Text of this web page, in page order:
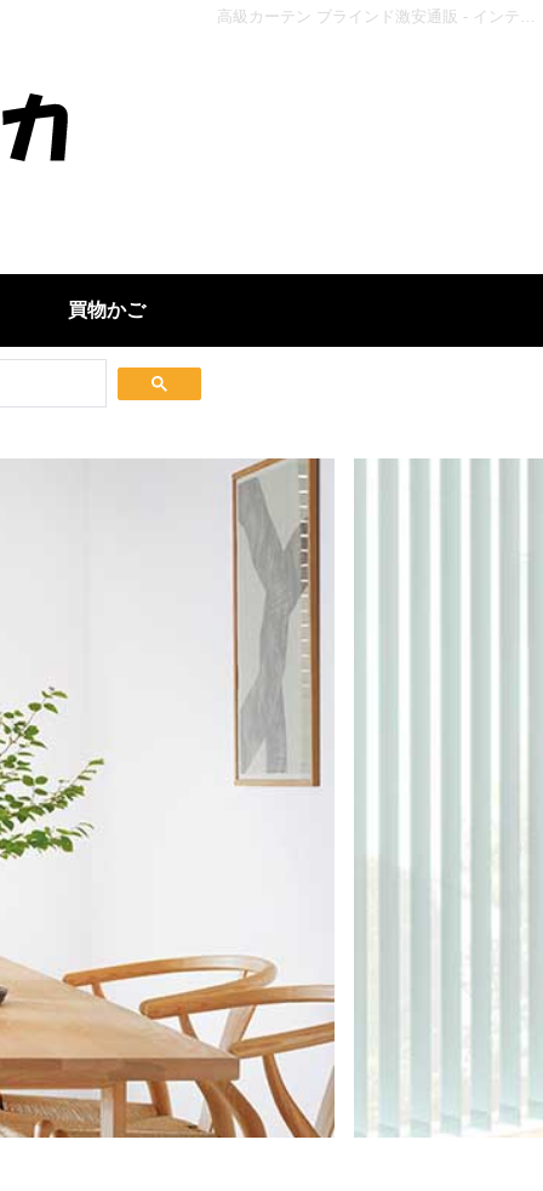
高級カーテン ブラインド激安通販 - インテリアカタオカ
買物かご